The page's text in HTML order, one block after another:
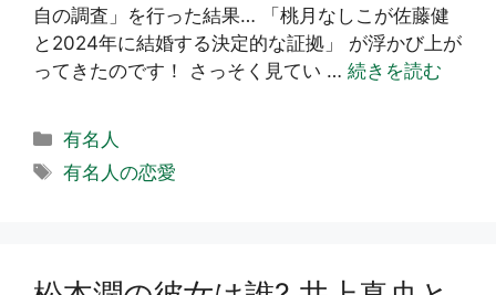
自の調査」を行った結果… 「桃月なしこが佐藤健
と2024年に結婚する決定的な証拠」 が浮かび上が
ってきたのです！ さっそく見てい … 続きを読む
カ
テ
有名人
タ
有名人の恋愛